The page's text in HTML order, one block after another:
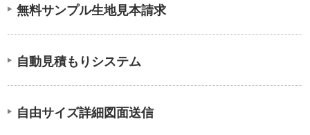
無料サンプル生地見本請求
自動見積もりシステム
自由サイズ詳細図面送信